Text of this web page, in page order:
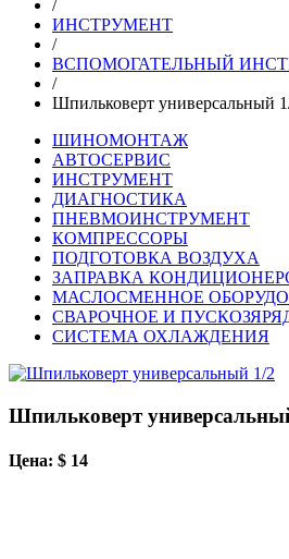
/
ИНСТРУМЕНТ
/
ВСПОМОГАТЕЛЬНЫЙ
/
Шпильковерт универсальный
ШИНОМОНТАЖ
АВТОСЕРВИС
ИНСТРУМЕНТ
ДИАГНОСТИКА
ПНЕВМОИНСТРУМЕНТ
КОМПРЕССОРЫ
ПОДГОТОВКА ВОЗДУХА
ЗАПРАВКА
МАСЛОСМЕННОЕ
СВАРОЧНОЕ И
СИСТЕМА ОХЛАЖДЕНИЯ
Шпильковерт
Цена: $ 14